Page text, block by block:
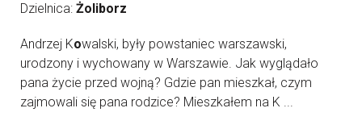
Dzielnica: Żoliborz
Andrzej Kowalski, były powstaniec warszawski,
urodzony i wychowany w Warszawie. Jak wyglądało
pana życie przed wojną? Gdzie pan mieszkał, czym
zajmowali się pana rodzice? Mieszkałem na K ...